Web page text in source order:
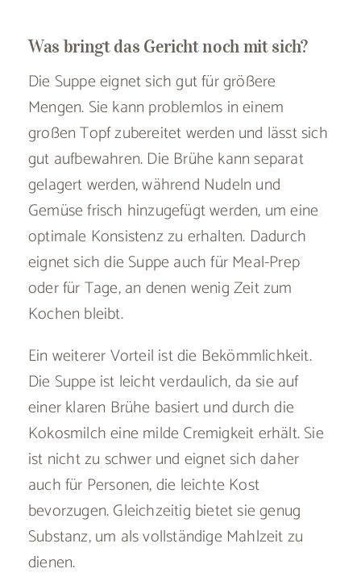
Was bringt das Gericht noch mit sich?
Die Suppe eignet sich gut für größere
Mengen. Sie kann problemlos in einem
großen Topf zubereitet werden und lässt sich
gut aufbewahren. Die Brühe kann separat
gelagert werden, während Nudeln und
Gemüse frisch hinzugefügt werden, um eine
optimale Konsistenz zu erhalten. Dadurch
eignet sich die Suppe auch für Meal-Prep
oder für Tage, an denen wenig Zeit zum
Kochen bleibt.
Ein weiterer Vorteil ist die Bekömmlichkeit.
Die Suppe ist leicht verdaulich, da sie auf
einer klaren Brühe basiert und durch die
Kokosmilch eine milde Cremigkeit erhält. Sie
ist nicht zu schwer und eignet sich daher
auch für Personen, die leichte Kost
bevorzugen. Gleichzeitig bietet sie genug
Substanz, um als vollständige Mahlzeit zu
dienen.